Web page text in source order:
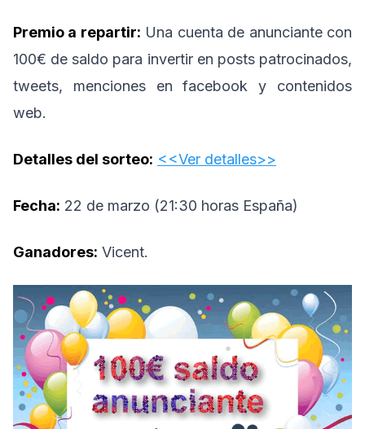
Premio a repartir: Una cuenta de anunciante con
100€ de saldo para invertir en posts patrocinados,
tweets, menciones en facebook y contenidos
web.
Detalles del sorteo: <<Ver detalles>>
Fecha: 22 de marzo (21:30 horas España)
Ganadores: Vicent.